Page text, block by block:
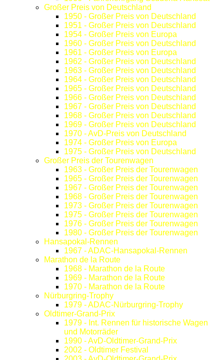
Großer Preis von Deutschland
1950 - Großer Preis von Deutschland
1951 - Großer Preis von Deutschland
1954 - Großer Preis von Europa
1960 - Großer Preis von Deutschland
1961 - Großer Preis von Europa
1962 - Großer Preis von Deutschland
1963 - Großer Preis von Deutschland
1964 - Großer Preis von Deutschland
1965 - Großer Preis von Deutschland
1966 - Großer Preis von Deutschland
1967 - Großer Preis von Deutschland
1968 - Großer Preis von Deutschland
1969 - Großer Preis von Deutschland
1970 - AvD-Preis von Deutschland
1974 - Großer Preis von Europa
1975 - Großer Preis von Deutschland
Großer Preis der Tourenwagen
1963 - Großer Preis der Tourenwagen
1965 - Großer Preis der Tourenwagen
1967 - Großer Preis der Tourenwagen
1968 - Großer Preis der Tourenwagen
1973 - Großer Preis der Tourenwagen
1975 - Großer Preis der Tourenwagen
1976 - Großer Preis der Tourenwagen
1980 - Großer Preis der Tourenwagen
Hansapokal-Rennen
1967 - ADAC-Hansapokal-Rennen
Marathon de la Route
1968 - Marathon de la Route
1969 - Marathon de la Route
1970 - Marathon de la Route
Nürburgring-Trophy
1979 - ADAC-Nürburgring-Trophy
Oldtimer-Grand-Prix
1979 - Int. Rennen für historische Wagen
und Motorräder
1990 - AvD-Oldtimer-Grand-Prix
2002 - Oldtimer Festival